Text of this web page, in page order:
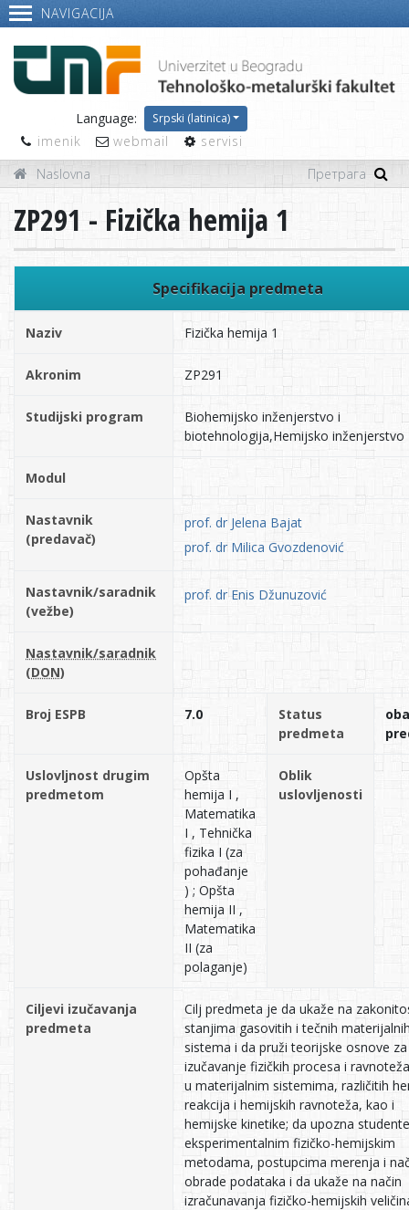
NAVIGACIJA
Language: Srpski (latinica)
imenik webmail
servisi
Naslovna
ZP291 - Fizička hemija 1
Specifikacija predmeta
Naziv Fizička hemija 1
Akronim ZP291
Studijski program
Biohemijsko inženjerstvo i
biotehnologija,Hemijsko inženjerstvo
Modul
Nastavnik
(predavač)
prof. dr Jelena Bajat
prof. dr Milica Gvozdenović
Nastavnik/saradnik
(vežbe)
prof. dr Enis Džunuzović
Nastavnik/saradnik
(DON)
Broj ESPB 7.0
Status
predmeta
Uslovljnost drugim
predmetom
Opšta
hemija I ,
Matematika
I , Tehnička
fizika I (za
pohađanje
) ; Opšta
hemija II ,
Matematika
II (za
polaganje)
Oblik
uslovljenosti
Ciljevi izučavanja
predmeta
Cilj predmeta je da ukaže na
stanjima gasovitih i tečnih
sistema i da pruži teorijske osnove za
izučavanje fizičkih procesa i
u materijalnim sistemima, različitih
reakcija i hemijskih ravnoteža, kao i
hemijske kinetike; da upozna
eksperimentalnim fizičko-hemijskim
metodama, postupcima merenja i
obrade podataka i da ukaže na način
izračunavanja fizičko-hemijskih